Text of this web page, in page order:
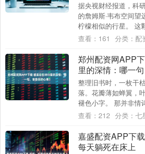
据央视财经报道，科
的詹姆斯·韦布空间
柠檬相似的行星。 这
J2322-2650b，它围
查看： 161 分类： 配
郑州配资网APP
里的深情：哪一
整理旧书时，一枚干
落。花瓣薄如蝉翼，
褪色小字。 那并非情
集》里，不知谁用铅
查看： 212 分类： 七
嘉盛配资APP下
每天躺死在床上